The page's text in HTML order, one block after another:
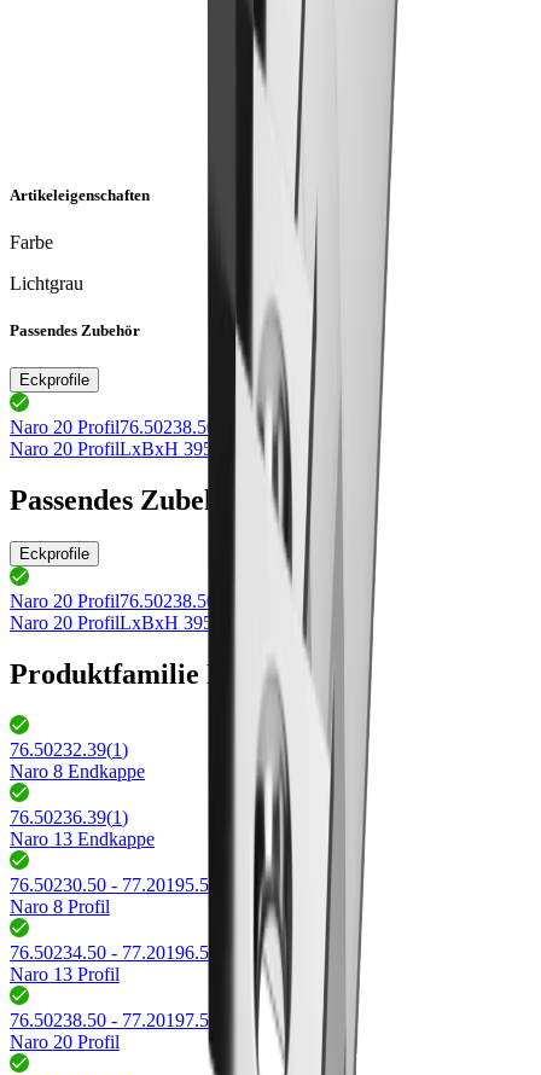
Artikeleigenschaften
Farbe
Lichtgrau
Passendes Zubehör
Eckprofile
Naro 20 Profil76.50238.50
Naro 20 ProfilLxBxH 3950x20x20mm
Passendes Zubehör
Eckprofile
Naro 20 Profil76.50238.50
Naro 20 ProfilLxBxH 3950x20x20mm
Produktfamilie Naro
76.50232.39(1)
Naro 8 Endkappe
76.50236.39(1)
Naro 13 Endkappe
76.50230.50 - 77.20195.50
Naro 8 Profil
76.50234.50 - 77.20196.50
Naro 13 Profil
76.50238.50 - 77.20197.50
Naro 20 Profil